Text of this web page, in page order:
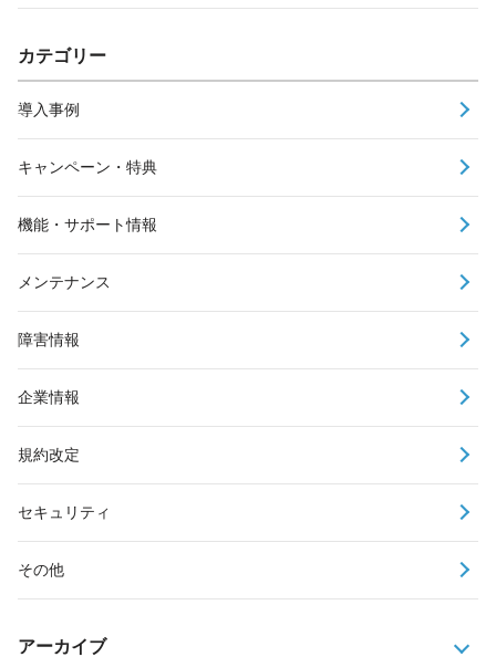
カテゴリー
導入事例
キャンペーン・特典
機能・サポート情報
メンテナンス
障害情報
企業情報
規約改定
セキュリティ
その他
アーカイブ